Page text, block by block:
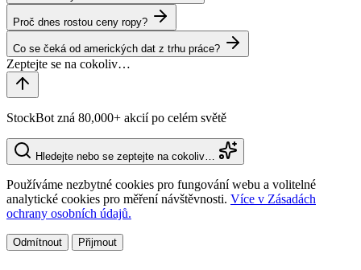
Proč dnes rostou ceny ropy?
Co se čeká od amerických dat z trhu práce?
StockBot zná 80,000+ akcií po celém světě
Hledejte nebo se zeptejte na cokoliv…
Používáme nezbytné cookies pro fungování webu a volitelné
analytické cookies pro měření návštěvnosti. Více v Zásadách
ochrany osobních údajů.
Odmítnout Přijmout